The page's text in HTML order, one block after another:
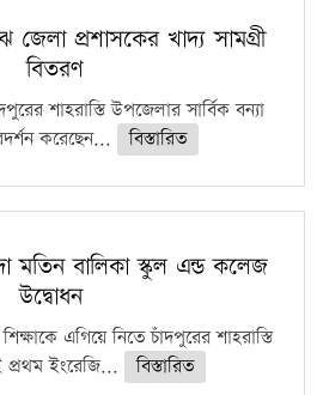
জেলা প্রশাসকের খাদ্য সামগ্রী
বিতরণ
শাহরাস্তি উপজেলার সার্বিক বন্যা
করেছেন...
বিস্তারিত
মতিন বালিকা স্কুল এন্ড কলেজ
উদ্বোধন
এগিয়ে নিতে চাঁদপুরের শাহরাস্তি
ইংরেজি...
বিস্তারিত